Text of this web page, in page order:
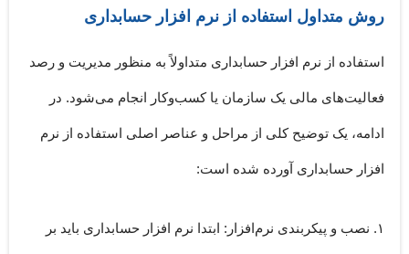
روش متداول استفاده از نرم افزار حسابداری
استفاده از نرم افزار حسابداری متداولاً به منظور مدیریت و رصد
فعالیت‌های مالی یک سازمان یا کسب‌وکار انجام می‌شود. در
ادامه، یک توضیح کلی از مراحل و عناصر اصلی استفاده از نرم
افزار حسابداری آورده شده است:
۱. نصب و پیکربندی نرم‌افزار: ابتدا نرم افزار حسابداری باید بر